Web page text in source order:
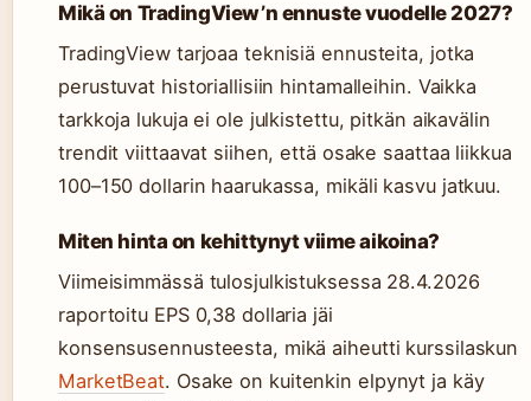
Mikä on TradingView’n ennuste vuodelle 2027?
TradingView tarjoaa teknisiä ennusteita, jotka
perustuvat historiallisiin hintamalleihin. Vaikka
tarkkoja lukuja ei ole julkistettu, pitkän aikavälin
trendit viittaavat siihen, että osake saattaa liikkua
100–150 dollarin haarukassa, mikäli kasvu jatkuu.
Miten hinta on kehittynyt viime aikoina?
Viimeisimmässä tulosjulkistuksessa 28.4.2026
raportoitu EPS 0,38 dollaria jäi
konsensusennusteesta, mikä aiheutti kurssilaskun
MarketBeat. Osake on kuitenkin elpynyt ja käy